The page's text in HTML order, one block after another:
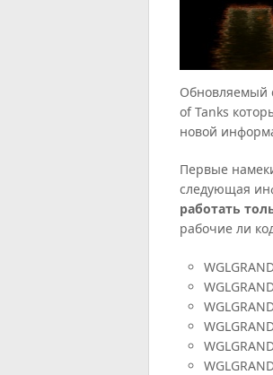
Обновляемый
of Tanks
новой
Первые
следующая
работать
рабочие ли